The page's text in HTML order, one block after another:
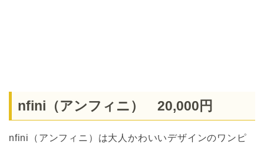
nfini（アンフィニ） 20,000円
nfini（アンフィニ）は大人かわいいデザインのワンピ